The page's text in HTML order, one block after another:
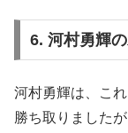
6. 河村勇輝
河村勇輝は、こ
勝ち取りました